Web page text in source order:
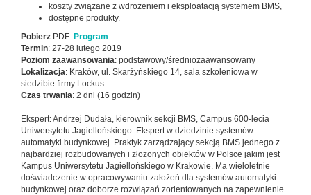
koszty związane z wdrożeniem i eksploatacją systemem BMS,
dostępne produkty.
Pobierz PDF: Program
Termin: 27-28 lutego 2019
Poziom zaawansowania: podstawowy/średniozaawansowany
Lokalizacja: Kraków, ul. Skarżyńskiego 14, sala szkoleniowa w
siedzibie firmy Lockus
Czas trwania: 2 dni (16 godzin)
Ekspert: Andrzej Dudała, kierownik sekcji BMS, Campus 600-lecia
Uniwersytetu Jagiellońskiego. Ekspert w dziedzinie systemów
automatyki budynkowej. Praktyk zarządzający sekcją BMS jednego z
najbardziej rozbudowanych i złożonych obiektów w Polsce jakim jest
Kampus Uniwersytetu Jagiellońskiego w Krakowie. Ma wieloletnie
doświadczenie w opracowywaniu założeń dla systemów automatyki
budynkowej oraz doborze rozwiązań zorientowanych na zapewnienie